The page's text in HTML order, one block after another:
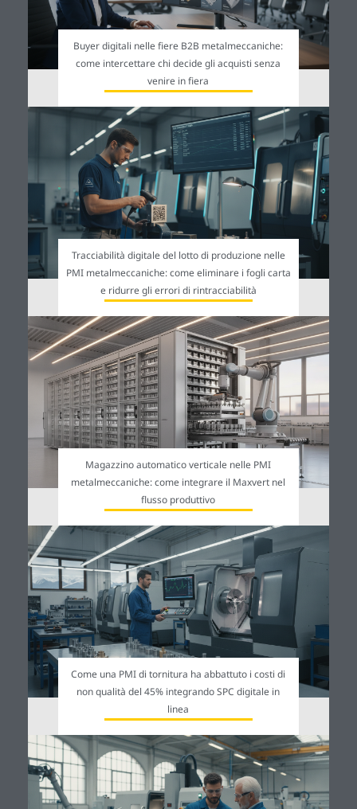
Buyer digitali nelle fiere B2B metalmeccaniche:
come intercettare chi decide gli acquisti senza
venire in fiera
Tracciabilità digitale del lotto di produzione nelle
PMI metalmeccaniche: come eliminare i fogli carta
e ridurre gli errori di rintracciabilità
Magazzino automatico verticale nelle PMI
metalmeccaniche: come integrare il Maxvert nel
flusso produttivo
Come una PMI di tornitura ha abbattuto i costi di
non qualità del 45% integrando SPC digitale in
linea